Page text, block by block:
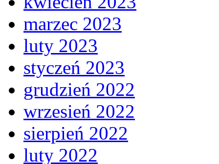
marzec 2023
luty 2023
styczeń 2023
grudzień 2022
wrzesień 2022
sierpień 2022
luty 2022